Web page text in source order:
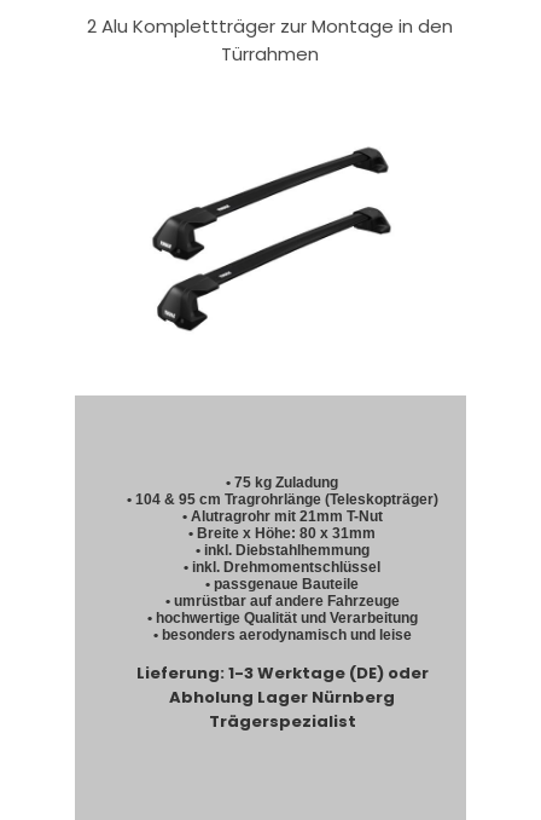
2 Alu Komplettträger zur Montage in den
Türrahmen
• 75 kg Zuladung
• 104 & 95 cm Tragrohrlänge (Teleskopträger)
• Alutragrohr mit 21mm T-Nut
• Breite x Höhe: 80 x 31mm
• inkl. Diebstahlhemmung
• inkl. Drehmomentschlüssel
• passgenaue Bauteile
• umrüstbar auf andere Fahrzeuge
• hochwertige Qualität und Verarbeitung
• besonders aerodynamisch und leise
Lieferung: 1-3 Werktage (DE) oder
Abholung Lager Nürnberg
Trägerspezialist